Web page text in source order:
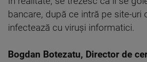
bancare, după ce intră pe site-uri
infectează cu viruși informatici.
Bogdan Botezatu, Director de c